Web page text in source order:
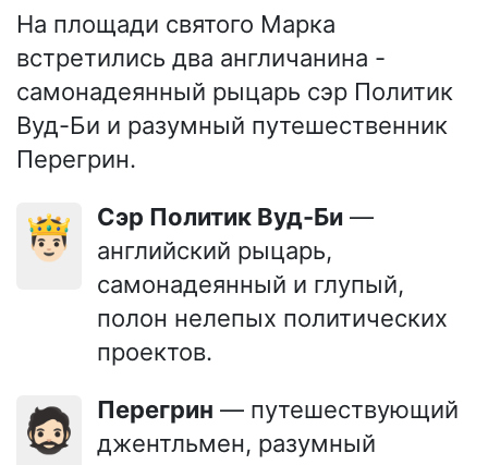
На площади святого Марка
встретились два англичанина -
самонадеянный рыцарь сэр Политик
Вуд-Би и разумный путешественник
Перегрин.
🤴🏻 Сэр Политик Вуд-Би —
английский рыцарь,
самонадеянный и глупый,
полон нелепых политических
проектов.
🧔🏻 Перегрин — путешествующий
джентльмен, разумный